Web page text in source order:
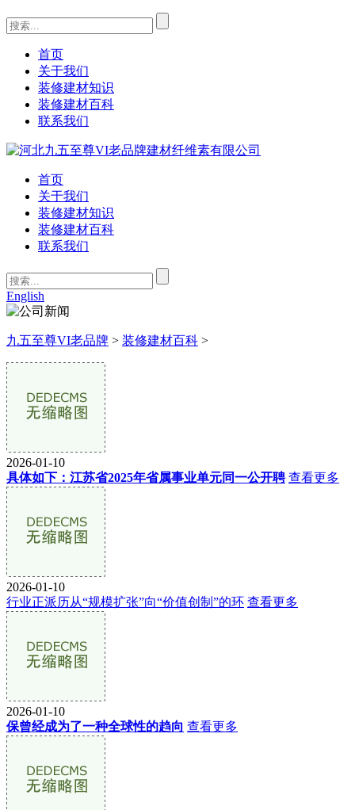
首页
关于我们
装修建材知识
装修建材百科
联系我们
首页
关于我们
装修建材知识
装修建材百科
联系我们
English
九五至尊VI老品牌 > 装修建材百科 >
2026-01-10
具体如下：江苏省2025年省属事业单元同一公开聘 查看更多
2026-01-10
行业正派历从“规模扩张”向“价值创制”的环 查看更多
2026-01-10
保曾经成为了一种全球性的趋向 查看更多